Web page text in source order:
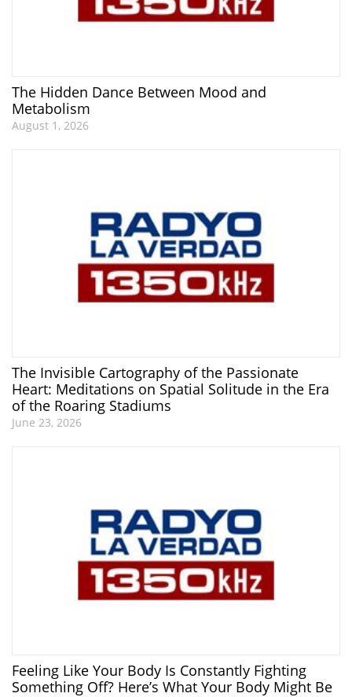
The Hidden Dance Between Mood and
Metabolism
August 1, 2026
The Invisible Cartography of the Passionate
Heart: Meditations on Spatial Solitude in the Era
of the Roaring Stadiums
June 23, 2026
Feeling Like Your Body Is Constantly Fighting
Something Off? Here’s What Your Body Might Be